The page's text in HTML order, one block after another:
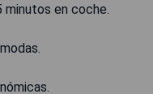
en coche.